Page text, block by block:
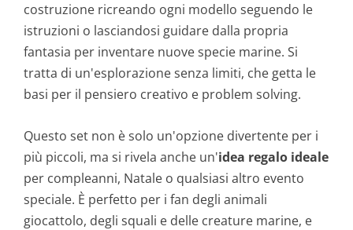
costruzione ricreando ogni modello seguendo le
istruzioni o lasciandosi guidare dalla propria
fantasia per inventare nuove specie marine. Si
tratta di un'esplorazione senza limiti, che getta le
basi per il pensiero creativo e problem solving.
Questo set non è solo un'opzione divertente per i
più piccoli, ma si rivela anche un'idea regalo ideale
per compleanni, Natale o qualsiasi altro evento
speciale. È perfetto per i fan degli animali
giocattolo, degli squali e delle creature marine, e